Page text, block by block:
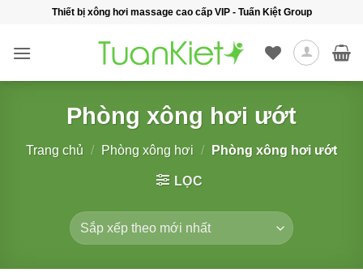
nội
Thiết bị xông hơi massage cao cấp VIP - Tuấn Kiệt Group
Phòng xông hơi ướt
Trang chủ / Phòng xông hơi / Phòng xông hơi ướt
LỌC